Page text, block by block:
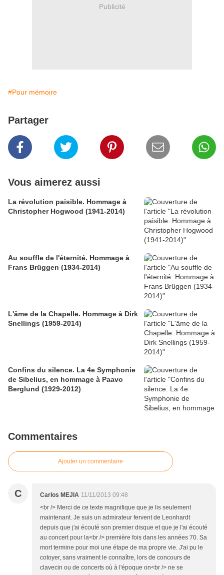
Publicité
#Pour mémoire
Partager
Vous aimerez aussi
La révolution paisible. Hommage à
Christopher Hogwood (1941-2014)
Au souffle de l'éternité. Hommage à
Frans Brüggen (1934-2014)
L'âme de la Chapelle. Hommage à Dirk
Snellings (1959-2014)
Confins du silence. La 4e Symphonie
de Sibelius, en hommage à Paavo
Berglund (1929-2012)
Commentaires
Ajouter un commentaire
C Carlos MEJIA 11/11/2013 09:48
<br /> Merci de ce texte magnifique que je lis seulement
maintenant. Je suis un admirateur fervent de Leonhardt
depuis que j'ai écouté son premier disque et que je l'ai écouté
au concert pour la<br /> première fois dans les années 70. Sa
mort termine pour moi une étape de ma propre vie. J'ai pu le
cotoyer, sans vraiment le connaître, lors de concours de
clavecin ou de concerts où à l'époque on<br /> ne se